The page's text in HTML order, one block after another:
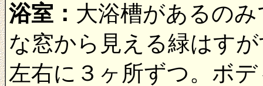
浴室： 大浴槽があるの
な窓から見える緑はす
左右に３ヶ所ずつ。ボ